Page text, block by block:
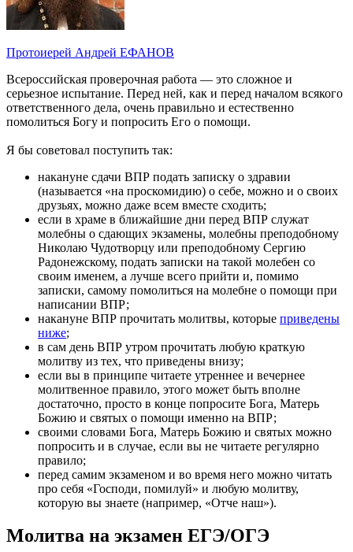
Протоиерей Андрей ЕФАНОВ
Всероссийская проверочная работа — это сложное и
серьезное испытание. Перед ней, как и перед началом всякого
ответственного дела, очень правильно и естественно
помолиться Богу и попросить Его о помощи.
Я бы советовал поступить так:
накануне сдачи ВПР подать записку о здравии
(называется «на проскомидию) о себе, можно и о своих
друзьях, можно даже всем вместе сходить;
если в храме в ближайшие дни перед ВПР служат
молебны о сдающих экзамены, молебны преподобному
Николаю Чудотворцу или преподобному Сергию
Радонежскому, подать записки на такой молебен со
своим именем, а лучше всего прийти и, помимо
записки, самому помолиться на молебне о помощи при
написании ВПР;
накануне ВПР прочитать молитвы, которые приведены
ниже;
в сам день ВПР утром прочитать любую краткую
молитву из тех, что приведены внизу;
если вы в принципе читаете утреннее и вечернее
молитвенное правило, этого может быть вполне
достаточно, просто в конце попросите Бога, Матерь
Божию и святых о помощи именно на ВПР;
своими словами Бога, Матерь Божию и святых можно
попросить и в случае, если вы не читаете регулярно
правило;
перед самим экзаменом и во время него можно читать
про себя «Господи, помилуй» и любую молитву,
которую вы знаете (например, «Отче наш»).
Молитва на экзамен ЕГЭ/ОГЭ